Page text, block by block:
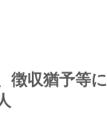
徴収猶予等